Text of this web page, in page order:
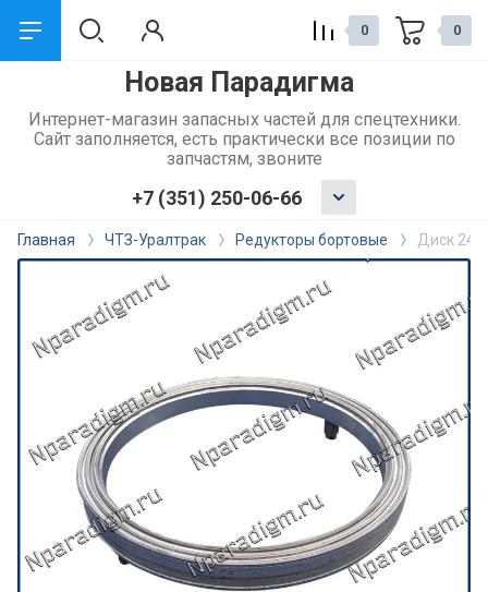
назад
Сервис и поддержка
Обмен и возврат
Доставка
Способы оплаты
Новая Парадигма
Интернет-магазин запасных частей для спецтехники.
Сайт заполняется, есть практически все позиции по
запчастям, звоните
+7 (351) 250-06-66
0 0
Главная ЧТЗ-Уралтрак Редукторы бортовые Диск 24-